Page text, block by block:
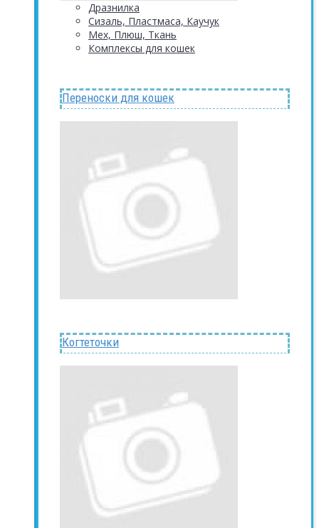
Дразнилка
Сизаль, Пластмаса, Каучук
Мех, Плюш, Ткань
Комплексы для кошек
Переноски для кошек
Когтеточки